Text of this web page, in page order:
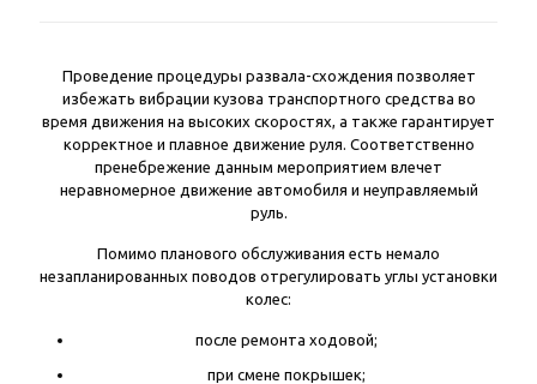
Проведение процедуры развала-схождения позволяет
избежать вибрации кузова транспортного средства во
время движения на высоких скоростях, а также гарантирует
корректное и плавное движение руля. Соответственно
пренебрежение данным мероприятием влечет
неравномерное движение автомобиля и неуправляемый
руль.
Помимо планового обслуживания есть немало
незапланированных поводов отрегулировать углы установки
колес:
после ремонта ходовой;
при смене покрышек;